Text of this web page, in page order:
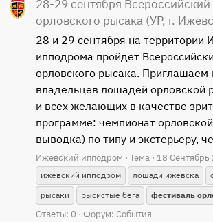
28-29 сентября
орловского рысака (УР, г.
28 и 29 сентября на территории
ипподрома пройдет
орловского рысака. Приглашаем
владельцев лошадей орловской
и всех желающих в качестве
программе: чемпионат
выводка) по типу и экстерьеру,
Ижевский ипподром Тема 18 Сентябрь
ижевский ипподром лошади ижевска
рысаки
рысистые бега фестиваль
Ответы: 0 Форум: События